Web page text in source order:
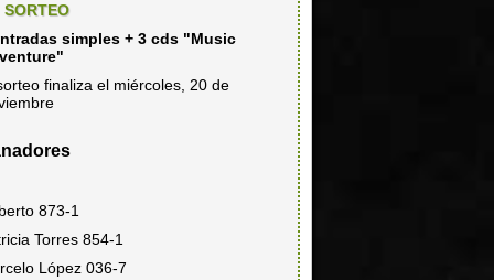
SORTEO
simples + 3 cds "Music
finaliza el miércoles, 20 de
873-1
Torres 854-1
López 036-7